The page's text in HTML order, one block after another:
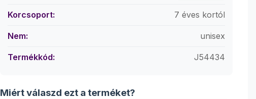
Korcsoport: 7 éves kortól
Nem: unisex
Termékkód: J54434
Miért válaszd ezt a terméket?